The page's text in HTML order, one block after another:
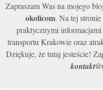
Zapraszam Was na mojego
okolicom. Na tej
praktycznymi
transportu Krakowie oraz
Dziękuje, że tutaj jesteście!